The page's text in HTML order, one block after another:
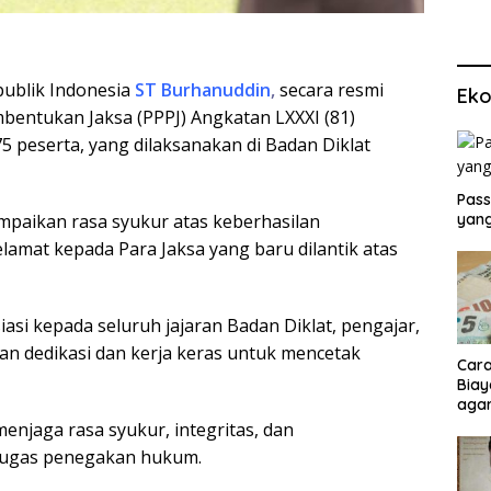
Indonesia ST Burhanuddin,secara resmi
Jaksa (PPPJ) Angkatan LXXXI (81)
peserta, yang dilaksanakan di Badan Diklat
rasa syukur atas keberhasilan
kepada Para Jaksa yang baru dilantik atas
kepada seluruh jajaran Badan Diklat, pengajar,
dedikasi dan kerja keras untuk mencetak
rasa syukur, integritas, dan
penegakan hukum.